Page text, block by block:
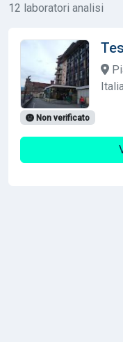
12 laboratori analisi
Non verificato